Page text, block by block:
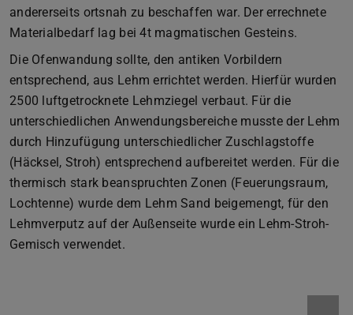
andererseits ortsnah zu beschaffen war. Der errechnete
Materialbedarf lag bei 4t magmatischen Gesteins.
Die Ofenwandung sollte, den antiken Vorbildern
entsprechend, aus Lehm errichtet werden. Hierfür wurden
2500 luftgetrocknete Lehmziegel verbaut. Für die
unterschiedlichen Anwendungsbereiche musste der Lehm
durch Hinzufügung unterschiedlicher Zuschlagstoffe
(Häcksel, Stroh) entsprechend aufbereitet werden. Für die
thermisch stark beanspruchten Zonen (Feuerungsraum,
Lochtenne) wurde dem Lehm Sand beigemengt, für den
Lehmverputz auf der Außenseite wurde ein Lehm-Stroh-
Gemisch verwendet.